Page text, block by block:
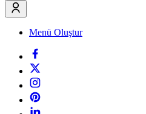
Menü Oluştur